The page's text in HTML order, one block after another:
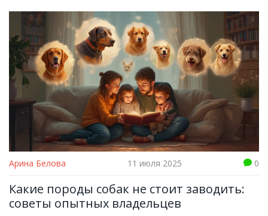
Арина Белова 11 июля 2025 0
Какие породы собак не стоит заводить:
советы опытных владельцев